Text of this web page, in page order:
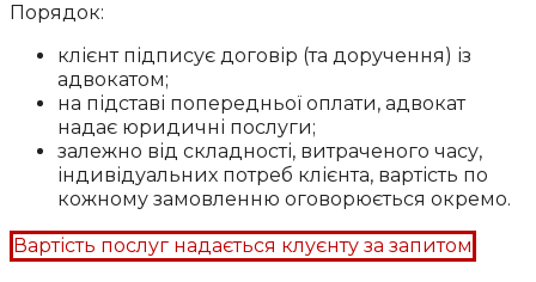
Порядок:
клієнт підписує договір (та доручення) із
адвокатом;
на підставі попередньої оплати, адвокат
надає юридичні послуги;
залежно від складності, витраченого часу,
індивідуальних потреб клієнта, вартість по
кожному замовленню оговорюється окремо.
Вартість послуг надається клуєнту за запитом